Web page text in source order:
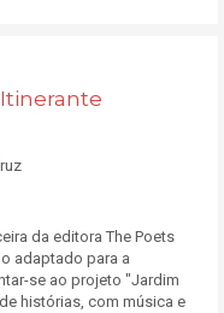
da editora The Poets
adaptado para a
se ao projeto "Jardim
histórias, com música e